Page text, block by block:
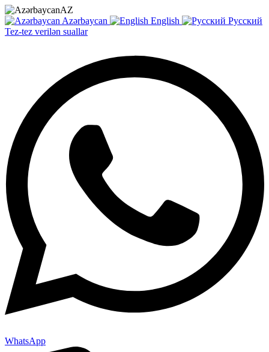
AZ
Azərbaycan
English
Русский
Tez-tez verilən suallar
WhatsApp